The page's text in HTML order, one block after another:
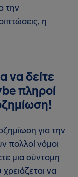
την
η
να δείτε
πληροί
για την
πολλοί νόμοι
μια σύντομη
να